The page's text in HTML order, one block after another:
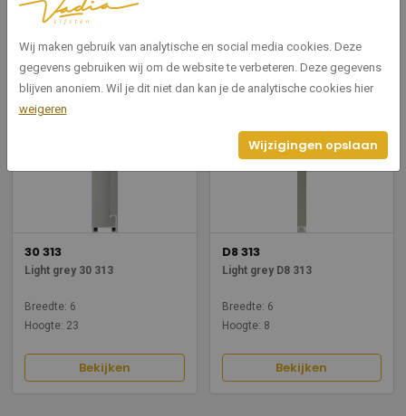
Hoogte
Gerelateerde producten
30 313
Light grey 30 313
Breedte: 6
Hoogte: 23
Bekijken
D8 313
Light grey D8 313
Breedte: 6
Hoogte: 8
Bekijken
Wij maken gebruik van analytische en social media cookies. Deze
gegevens gebruiken wij om de website te verbeteren. Deze gegevens
blijven anoniem. Wil je dit niet dan kan je de analytische cookies hier
weigeren
Wijzigingen opslaan